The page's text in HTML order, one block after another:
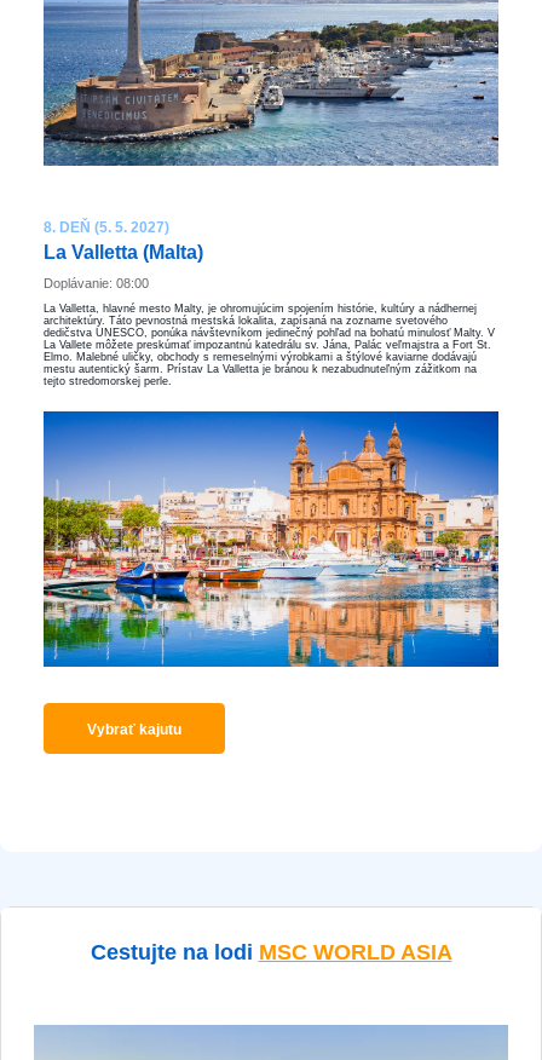
8. DEŇ (5. 5. 2027)
La Valletta (Malta)
Doplávanie: 08:00
La Valletta, hlavné mesto Malty, je ohromujúcim spojením histórie, kultúry a nádhernej
architektúry. Táto pevnostná mestská lokalita, zapísaná na zozname svetového
dedičstva UNESCO, ponúka návštevníkom jedinečný pohľad na bohatú minulosť Malty. V
La Vallete môžete preskúmať impozantnú katedrálu sv. Jána, Palác veľmajstra a Fort St.
Elmo. Malebné uličky, obchody s remeselnými výrobkami a štýlové kaviarne dodávajú
mestu autentický šarm. Prístav La Valletta je bránou k nezabudnuteľným zážitkom na
tejto stredomorskej perle.
Vybrať kajutu
Cestujte na lodi MSC WORLD ASIA